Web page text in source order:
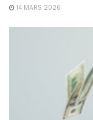
14 MARS 2026